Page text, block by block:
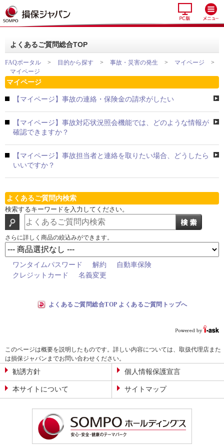
よくあるご質問総合TOP
FAQポータル > 目的から探す > 事故・災害の発生 > マイページ
>
マイページ
マイページ
【マイページ】事故の連絡・保険金の請求がしたい
【マイページ】事故対応状況照会機能では、どのような情報が
確認できますか？
【マイページ】事故担当者と連絡を取りたい場合、どうしたら
いいですか？
よくあるご質問内検索
検索するキーワードを入力してください。
さらに詳しく商品の絞込みができます。
ワンタイムパスワード 解約
自動車保険
クレジットカード
名義変更
よくあるご質問総合TOP よくあるご質問トップへ
このページは概要を説明したものです。詳しい内容については、取扱代理店また
は損保ジャパンまでお問い合わせください。
勧誘方針 個人情報保護宣言
本サイトについて サイトマップ